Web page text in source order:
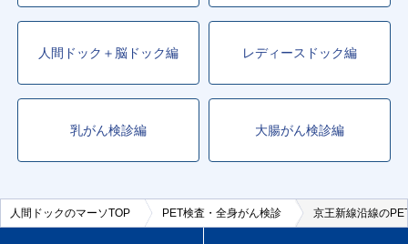
人間ドック＋脳ドック編 レディースドック編
乳がん検診編 大腸がん検診編
人間ドックのマーソTOP PET検査・全身がん検診 京王新線沿線の